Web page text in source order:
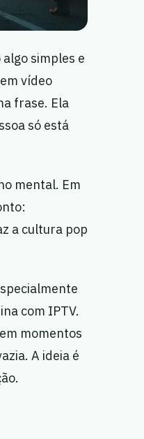
simples e
vídeo
frase. Ela
só está
mental. Em
a cultura pop
com IPTV.
momentos
A ideia é